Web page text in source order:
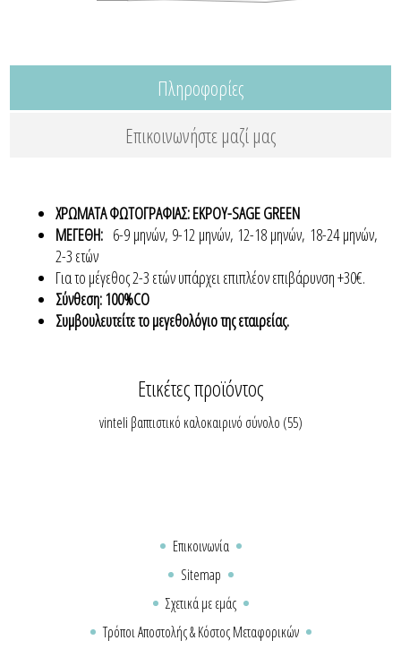
Πληροφορίες
Επικοινωνήστε μαζί μας
ΧΡΩΜΑΤΑ ΦΩΤΟΓΡΑΦΙΑΣ: ΕΚΡΟΥ-SAGE GREEN
ΜΕΓΕΘΗ: 6-9 μηνών, 9-12 μηνών, 12-18 μηνών, 18-24 μηνών,
2-3 ετών
Για το μέγεθος 2-3 ετών υπάρχει επιπλέον επιβάρυνση +30€.
Σύνθεση: 100%CO
Συμβουλευτείτε το μεγεθολόγιο της εταιρείας.
Ετικέτες προϊόντος
vinteli βαπτιστικό καλοκαιρινό σύνολο (55)
Επικοινωνία
Sitemap
Σχετικά με εμάς
Τρόποι Αποστολής & Κόστος Μεταφορικών